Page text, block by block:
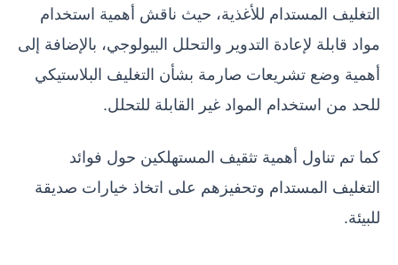
التغليف المستدام للأغذية، حيث ناقش أهمية استخدام
مواد قابلة لإعادة التدوير والتحلل البيولوجي، بالإضافة إلى
أهمية وضع تشريعات صارمة بشأن التغليف البلاستيكي
للحد من استخدام المواد غير القابلة للتحلل.
كما تم تناول أهمية تثقيف المستهلكين حول فوائد
التغليف المستدام وتحفيزهم على اتخاذ خيارات صديقة
للبيئة.